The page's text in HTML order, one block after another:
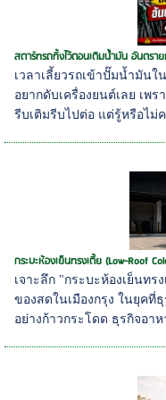
สตาร์ทรถทิ้งไว้ตอนเติมน้ำมัน อันตรา
เวลาเลี้ยวรถเข้าปั๊มน้ำมัน
อยากดับเครื่องยนต์เลย เพ
รีบเติมรีบไปต่อ แต่รู้หรือไม่
กระบะห้องเย็นทรงเตี้ย (Low-Roof
เจาะลึก "กระบะห้องเย็นทร
ของสดในเมืองกรุง ในยุคที่ธุ
อย่างก้าวกระโดด ธุรกิจอา